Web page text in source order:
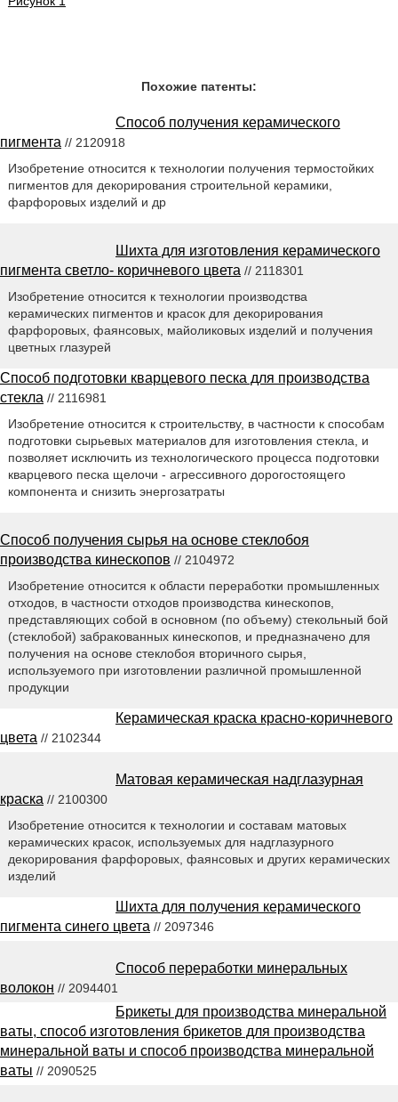
Похожие патенты:
Способ получения керамического
пигмента // 2120918
Изобретение относится к технологии получения термостойких
пигментов для декорирования строительной керамики,
фарфоровых изделий и др
Шихта для изготовления керамического
пигмента светло- коричневого цвета // 2118301
Изобретение относится к технологии производства
керамических пигментов и красок для декорирования
фарфоровых, фаянсовых, майоликовых изделий и получения
цветных глазурей
Способ подготовки кварцевого песка для производства
стекла // 2116981
Изобретение относится к строительству, в частности к способам
подготовки сырьевых материалов для изготовления стекла, и
позволяет исключить из технологического процесса подготовки
кварцевого песка щелочи - агрессивного дорогостоящего
компонента и снизить энергозатраты
Способ получения сырья на основе стеклобоя
производства кинескопов // 2104972
Изобретение относится к области переработки промышленных
отходов, в частности отходов производства кинескопов,
представляющих собой в основном (по объему) стекольный бой
(стеклобой) забракованных кинескопов, и предназначено для
получения на основе стеклобоя вторичного сырья,
используемого при изготовлении различной промышленной
продукции
Керамическая краска красно-коричневого
цвета // 2102344
Матовая керамическая надглазурная
краска // 2100300
Изобретение относится к технологии и составам матовых
керамических красок, используемых для надглазурного
декорирования фарфоровых, фаянсовых и других керамических
изделий
Шихта для получения керамического
пигмента синего цвета // 2097346
Способ переработки минеральных
волокон // 2094401
Брикеты для производства минеральной
ваты, способ изготовления брикетов для производства
минеральной ваты и способ производства минеральной
ваты // 2090525